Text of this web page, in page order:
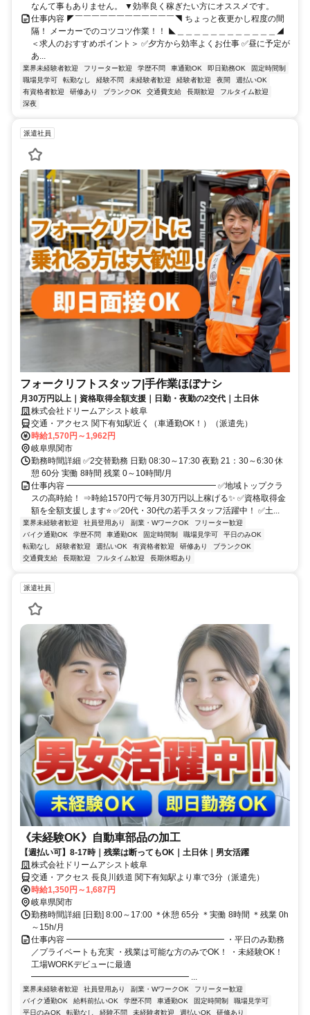
なんて事もありません。 ▼効率良く稼ぎたい方にオススメです。
仕事内容 ◤￣￣￣￣￣￣￣￣￣￣￣￣◥ ちょっと夜更かし程度の間
隔！ メーカーでのコツコツ作業！！ ◣＿＿＿＿＿＿＿＿＿＿＿＿◢
＜求人のおすすめポイント＞ ✅夕方から効率よくお仕事 ✅昼に予定が
あ...
業界未経験者歓迎 フリーター歓迎 学歴不問 車通勤OK 即日勤務OK
固定時間制
職場見学可
転勤なし 経験不問 未経験者歓迎 経験者歓迎 夜間
週払いOK
有資格者歓迎
研修あり ブランクOK 交通費支給 長期歓迎
フルタイム歓迎
深夜
派遣社員
フォークリフトスタッフ|手作業ほぼナシ
月30万円以上｜資格取得全額支援｜日勤・夜勤の2交代｜土日休
株式会社ドリームアシスト岐阜
交通・アクセス 関下有知駅近く（車通勤OK！）（派遣先）
時給1,570円～1,962円
岐阜県関市
勤務時間詳細 ✅2交替勤務 日勤 08:30～17:30 夜勤 21：30～6:30 休
憩 60分 実働 8時間 残業 0～10時間/月
仕事内容 ━━━━━━━━━━━━━━━━━━ ✅地域トップクラ
スの高時給！ ⇒時給1570円で毎月30万円以上稼げる✨ ✅資格取得金
額を全額支援します⭐ ✅20代・30代の若手スタッフ活躍中！ ✅土...
業界未経験者歓迎 社員登用あり 副業・WワークOK
フリーター歓迎
バイク通勤OK
学歴不問 車通勤OK 固定時間制 職場見学可
平日のみOK
転勤なし
経験者歓迎 週払いOK 有資格者歓迎 研修あり
ブランクOK
交通費支給
長期歓迎 フルタイム歓迎 長期休暇あり
派遣社員
《未経験OK》自動車部品の加工
【週払い可】8-17時｜残業は断ってもOK｜土日休｜男女活躍
株式会社ドリームアシスト岐阜
交通・アクセス 長良川鉄道 関下有知駅より車で3分（派遣先）
時給1,350円～1,687円
岐阜県関市
勤務時間詳細 [日勤] 8:00～17:00 ＊休憩 65分 ＊実働 8時間 ＊残業 0h
～15h/月
仕事内容 ━━━━━━━━━━━━━━━━━━━ ・平日のみ勤務
／プライベートも充実 ・残業は可能な方のみでOK！ ・未経験OK！
工場WORKデビューに最適
━━━━━━━━━━━━━━━━━━━ ...
業界未経験者歓迎 社員登用あり 副業・WワークOK
フリーター歓迎
バイク通勤OK
給料前払いOK 学歴不問 車通勤OK 固定時間制
職場見学可
平日のみOK
転勤なし 経験不問 未経験者歓迎 週払いOK 研修あり